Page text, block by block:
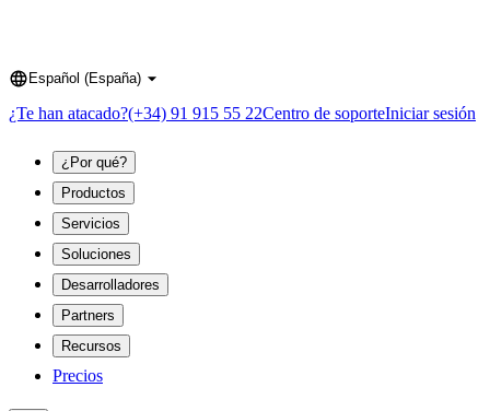
Language
Español (España)
¿Te han atacado?(+34) 91 915 55 22Centro de soporteIniciar sesión
¿Por qué?
Productos
Servicios
Soluciones
Desarrolladores
Partners
Recursos
Precios